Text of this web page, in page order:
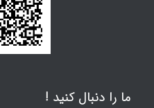
ما را دنبال کنید !